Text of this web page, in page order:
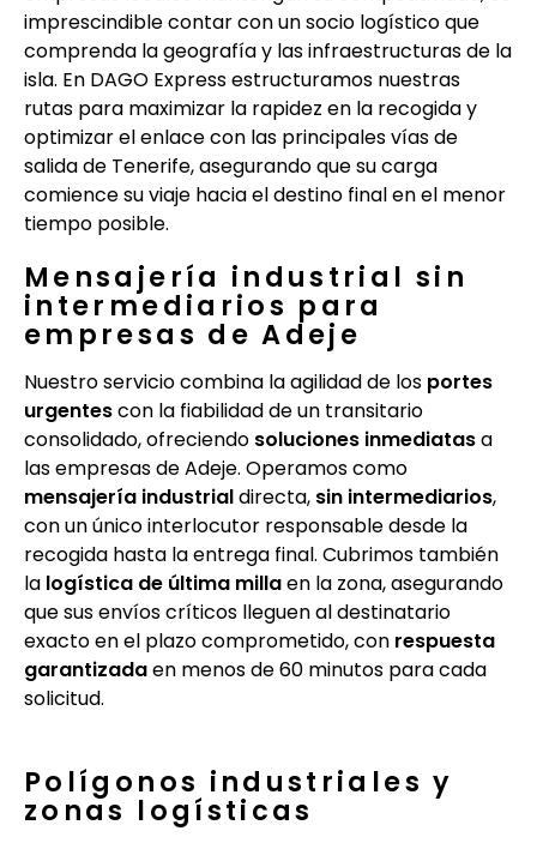
imprescindible contar con un socio logístico que
comprenda la geografía y las infraestructuras de la
isla. En DAGO Express estructuramos nuestras
rutas para maximizar la rapidez en la recogida y
optimizar el enlace con las principales vías de
salida de Tenerife, asegurando que su carga
comience su viaje hacia el destino final en el menor
tiempo posible.
Mensajería industrial sin
intermediarios para
empresas de Adeje
Nuestro servicio combina la agilidad de los portes
urgentescon la fiabilidad de un transitario
consolidado, ofreciendo soluciones inmediatasa
las empresas de Adeje. Operamos como
mensajería industrialdirecta, sin intermediarios,
con un único interlocutor responsable desde la
recogida hasta la entrega final. Cubrimos también
la logística de última millaen la zona, asegurando
que sus envíos críticos lleguen al destinatario
exacto en el plazo comprometido, con respuesta
garantizadaen menos de 60 minutos para cada
solicitud.
Polígonos industriales y
zonas logísticas